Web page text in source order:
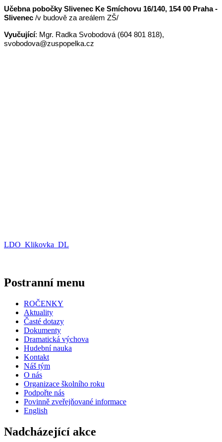
Učebna pobočky Slivenec Ke Smíchovu 16/140, 154 00 Praha -
Slivenec /v budově za areálem ZŠ/
Vyučující: Mgr. Radka Svobodová (604 801 818),
svobodova@zuspopelka.cz
LDO_Klikovka_DL
Postranní menu
ROČENKY
Aktuality
Časté dotazy
Dokumenty
Dramatická výchova
Hudební nauka
Kontakt
Náš tým
O nás
Organizace školního roku
Podpořte nás
Povinně zveřejňované informace
English
Nadcházející akce